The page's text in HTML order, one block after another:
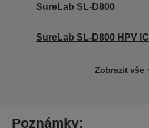
SureLab SL-D800
SureLab SL-D800 HPV IC
Zobrazit vše
Poznámky: